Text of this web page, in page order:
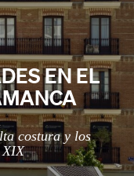
EN EL
costura y los
XIX